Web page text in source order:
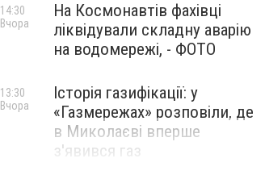
На Космонавтів фахівці
ліквідували складну аварію
на водомережі, - ФОТО
14:30
Вчора
Історія газифікації: у
«Газмережах» розповіли, де
в Миколаєві вперше
з'явився газ
13:30
Вчора